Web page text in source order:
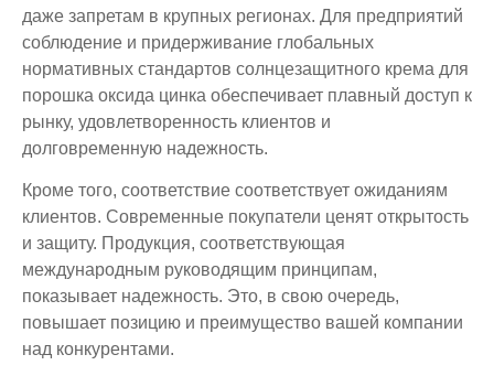
даже запретам в крупных регионах. Для предприятий
соблюдение и придерживание глобальных
нормативных стандартов солнцезащитного крема для
порошка оксида цинка обеспечивает плавный доступ к
рынку, удовлетворенность клиентов и
долговременную надежность.
Кроме того, соответствие соответствует ожиданиям
клиентов. Современные покупатели ценят открытость
и защиту. Продукция, соответствующая
международным руководящим принципам,
показывает надежность. Это, в свою очередь,
повышает позицию и преимущество вашей компании
над конкурентами.